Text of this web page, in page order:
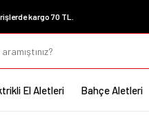
kargo 70 TL.
El Aletleri Bahçe Aletleri